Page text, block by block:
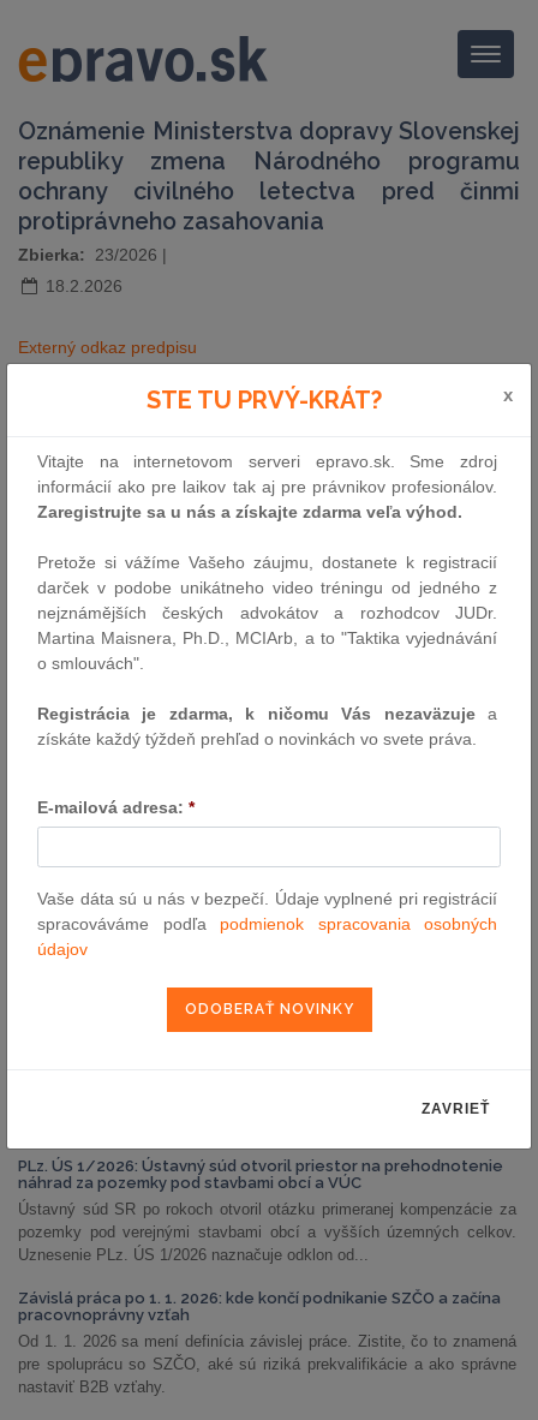
Menu
Oznámenie Ministerstva dopravy Slovenskej
republiky zmena Národného programu
ochrany civilného letectva pred činmi
protiprávneho zasahovania
Zbierka: 23/2026 |
18.2.2026
Externý odkaz predpisu
VYHĽADÁVANIE ASPI
Číslo predpisu:
Názov:
Text:
PLz. ÚS 1/2026: Ústavný súd otvoril priestor na prehodnotenie
náhrad za pozemky pod stavbami obcí a VÚC
Ústavný súd SR po rokoch otvoril otázku primeranej kompenzácie za
pozemky pod verejnými stavbami obcí a vyšších územných celkov.
Uznesenie PLz. ÚS 1/2026 naznačuje odklon od...
Závislá práca po 1. 1. 2026: kde končí podnikanie SZČO a začína
pracovnoprávny vzťah
Od 1. 1. 2026 sa mení definícia závislej práce. Zistite, čo to znamená
pre spoluprácu so SZČO, aké sú riziká prekvalifikácie a ako správne
nastaviť B2B vzťahy.
STE TU PRVÝ-KRÁT? x
Vitajte na internetovom serveri epravo.sk. Sme zdroj
informácií ako pre laikov tak aj pre právnikov profesionálov.
Zaregistrujte sa u nás a získajte zdarma veľa výhod.
Pretože si vážíme Vašeho záujmu, dostanete k registracií
darček v podobe unikátneho video tréningu od jedného z
nejznámějších českých advokátov a rozhodcov JUDr.
Martina Maisnera, Ph.D., MCIArb, a to "Taktika vyjednávání
o smlouvách".
Registrácia je zdarma, k ničomu Vás nezaväzujea
získáte každý týždeň prehľad o novinkách vo svete práva.
E-mailová adresa: *
Vaše dáta sú u nás v bezpečí. Údaje vyplnené pri registrácií
spracováváme podľa podmienok spracovania osobných
údajov
ZAVRIEŤ